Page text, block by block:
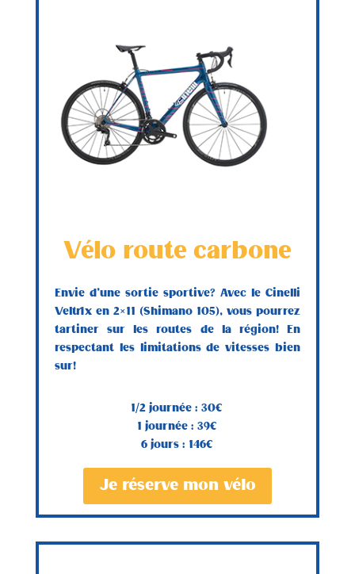
Vélo route carbone
Envie d’une sortie sportive? Avec le Cinelli
Veltrix en 2×11 (Shimano 105), vous pourrez
tartiner sur les routes de la région! En
respectant les limitations de vitesses bien
sur!
1/2 journée : 30€
1 journée : 39€
6 jours : 146€
Je réserve mon vélo